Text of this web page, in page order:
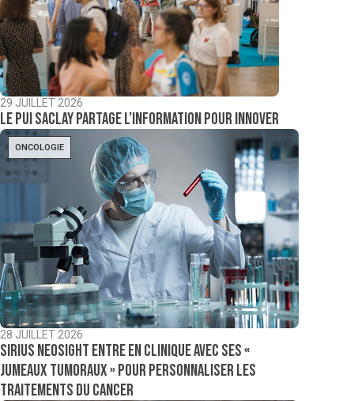
29 JUILLET 2026
Le PUI Saclay partage l’information pour innover
ONCOLOGIE
28 JUILLET 2026
Sirius NeoSight entre en clinique avec ses «
jumeaux tumoraux » pour personnaliser les
traitements du cancer